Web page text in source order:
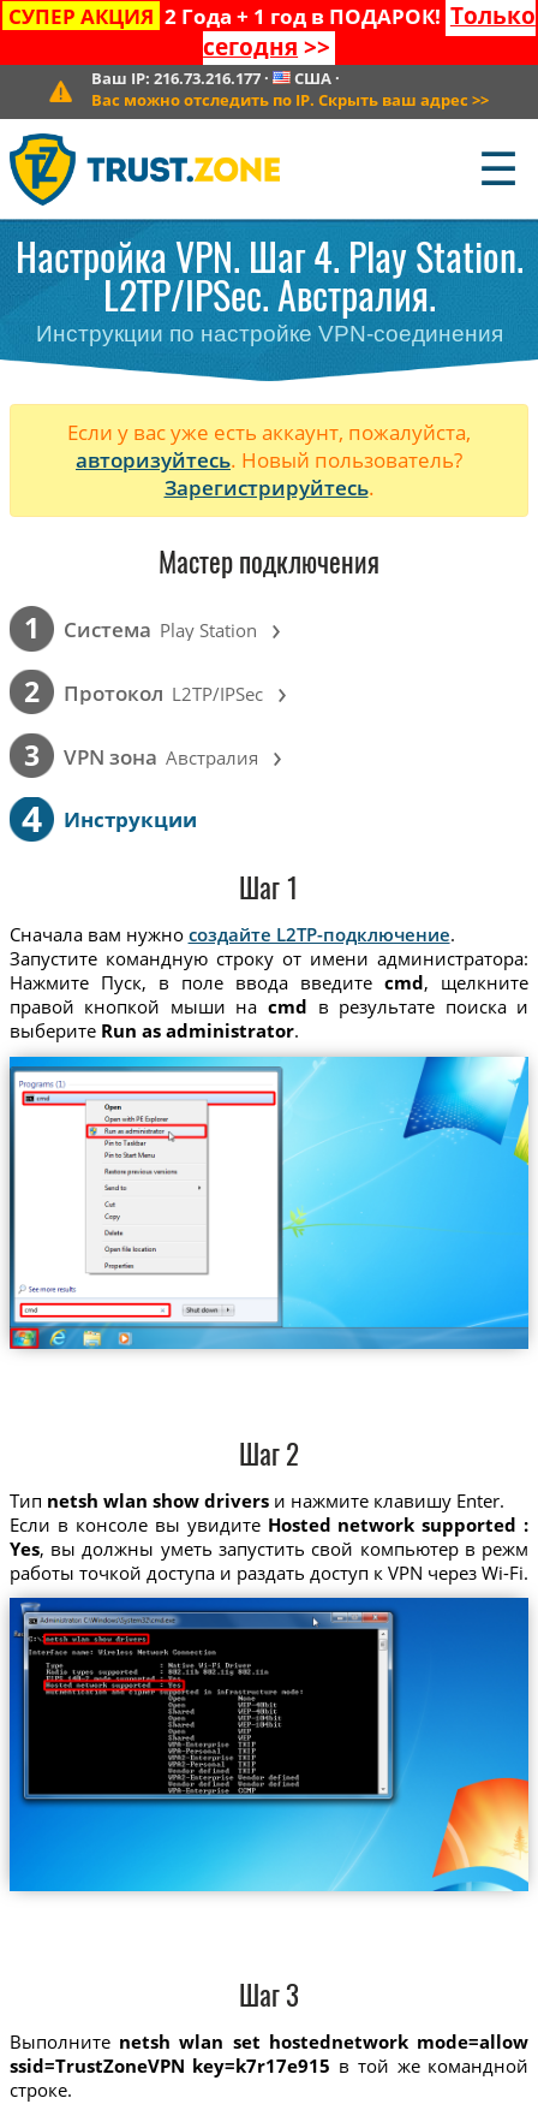
СУПЕР АКЦИЯ 2 Года + 1 год в ПОДАРОК! Только
сегодня >>
Ваш IP: 216.73.216.177· США·
Вас можно отследить по IP. Скрыть ваш адрес >>
☰
Настройка VPN. Шаг 4. Play Station.
L2TP/IPSec. Австралия.
Инструкции по настройке VPN-соединения
Если у вас уже есть аккаунт, пожалуйста,
авторизуйтесь. Новый пользователь?
Зарегистрируйтесь.
Мастер подключения
1 Cистема Play Station ›
2 Протокол L2TP/IPSec ›
3 VPN зона Австралия ›
4 Инструкции
Шаг 1
Сначала вам нужно создайте L2TP-подключение.
Запустите командную строку от имени администратора:
Нажмите Пуск, в поле ввода введитеcmd, щелкните
правой кнопкой мыши на cmd в результате поиска и
выберите Run as administrator.
Шаг 2
Тип netsh wlan show driversи нажмите клавишу Enter.
Если в консоле вы увидите Hosted network supported :
Yes, вы должны уметь запустить свой компьютер в режм
работы точкой доступа и раздать доступ к VPN через Wi-Fi.
Шаг 3
Выполните netsh wlan set hostednetwork mode=allow
ssid=TrustZoneVPN key=k7r17e915 в той же командной
строке.